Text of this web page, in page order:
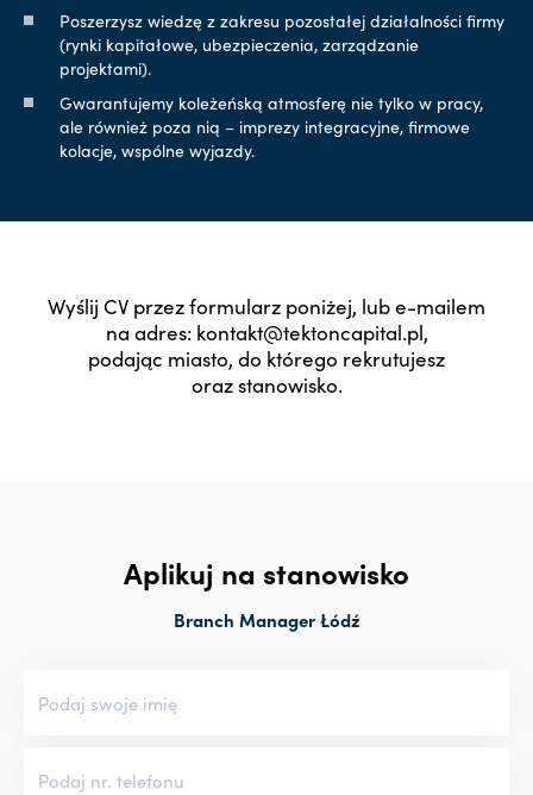
Poszerzysz wiedzę z zakresu pozostałej działalności firmy
(rynki kapitałowe, ubezpieczenia, zarządzanie
projektami).
Gwarantujemy koleżeńską atmosferę nie tylko w pracy,
ale również poza nią – imprezy integracyjne, firmowe
kolacje, wspólne wyjazdy.
Wyślij CV przez formularz poniżej, lub e-mailem
na adres: kontakt@tektoncapital.pl,
podając miasto, do którego rekrutujesz
oraz stanowisko.
Aplikuj na stanowisko
Branch Manager Łódź